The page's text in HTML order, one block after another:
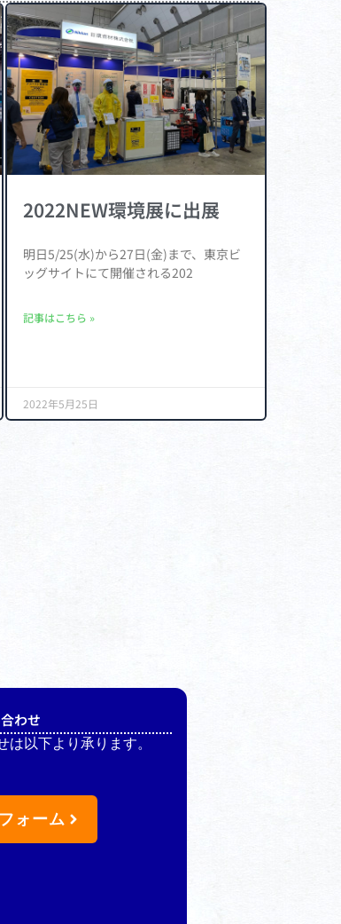
2022NEW環境展に出展
明日5/25(水)から27日(金)まで、東京ビ
ッグサイトにて開催される202
記事はこちら »
2022年5月25日
わせ
以下より承ります。
ォーム